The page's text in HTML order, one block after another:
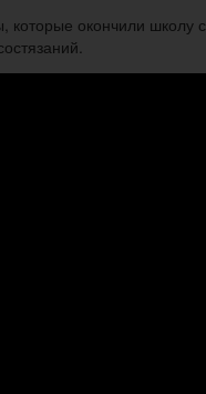
которые окончили